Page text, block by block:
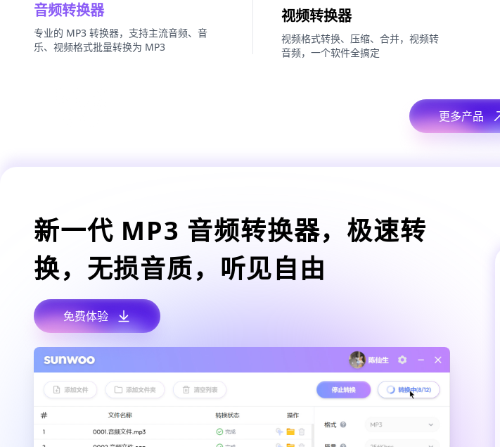
音频转换器
专业的 MP3 转换器，支持主流音频、音
乐、视频格式批量转换为 MP3
视频转换器
视频格式转换、压缩、合并，视频转
音频，一个软件全搞定
更多产品
新一代 MP3 音频转换器，极速转
换，无损音质，听见自由
免费体验